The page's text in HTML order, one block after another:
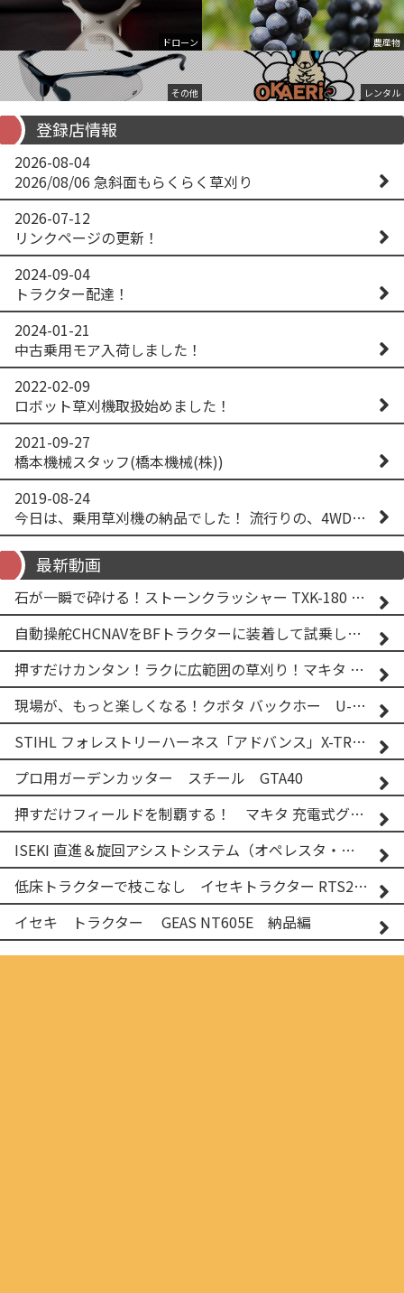
ドローン 農産物
その他 レンタル
登録店情報
2026-08-04
2026/08/06 急斜面もらくらく草刈り
2026-07-12
リンクページの更新！
2024-09-04
トラクター配達！
2024-01-21
中古乗用モア入荷しました！
2022-02-09
ロボット草刈機取扱始めました！
2021-09-27
橋本機械スタッフ(橋本機械(株))
2019-08-24
今日は、乗用草刈機の納品でした！ 流行りの、4WD！ #イセキアグリ #オーレック #四駆 #増税間近
最新動画
石が一瞬で砕ける！ストーンクラッシャー TXK-180 実演
自動操舵CHCNAVをBFトラクターに装着して試乗してみた！！ CHCNAV NX610
押すだけカンタン！ラクに広範囲の草刈り！マキタ バッテリー式草刈り機 MUG001G 2
現場が、もっと楽しくなる！クボタ バックホー U-25-3A
STIHL フォレストリーハーネス「アドバンス」X-TREEm
プロ用ガーデンカッター スチール GTA40
押すだけフィールドを制覇する！ マキタ 充電式グランドトリマー MUG001G
ISEKI 直進＆旋回アシストシステム（オペレスタ・ターン）搭載 イセキ 乗用田植機 PRJ8D-ZJL
低床トラクターで枝こなし イセキトラクター RTS205NS & フレールモア FNC1202F
イセキ トラクター GEAS NT605E 納品編